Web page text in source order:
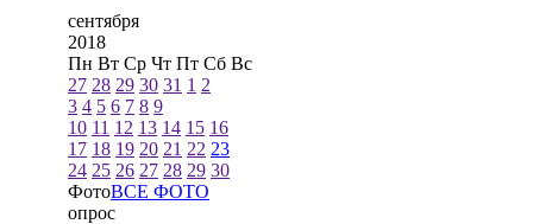
сентября
2018
Пн Вт Ср Чт Пт Сб Вс
27 28 29 30 31 1 2
3 4 5 6 7 8 9
10 11 12 13 14 15 16
17 18 19 20 21 22 23
24 25 26 27 28 29 30
ФотоВСЕ ФОТО
опрос